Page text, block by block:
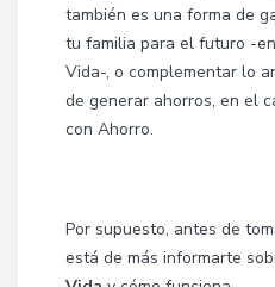
también es una forma de
tu familia para el futuro -
Vida-, o complementar lo
de generar ahorros, en el
con Ahorro.
Por supuesto, antes de
está de más informarte